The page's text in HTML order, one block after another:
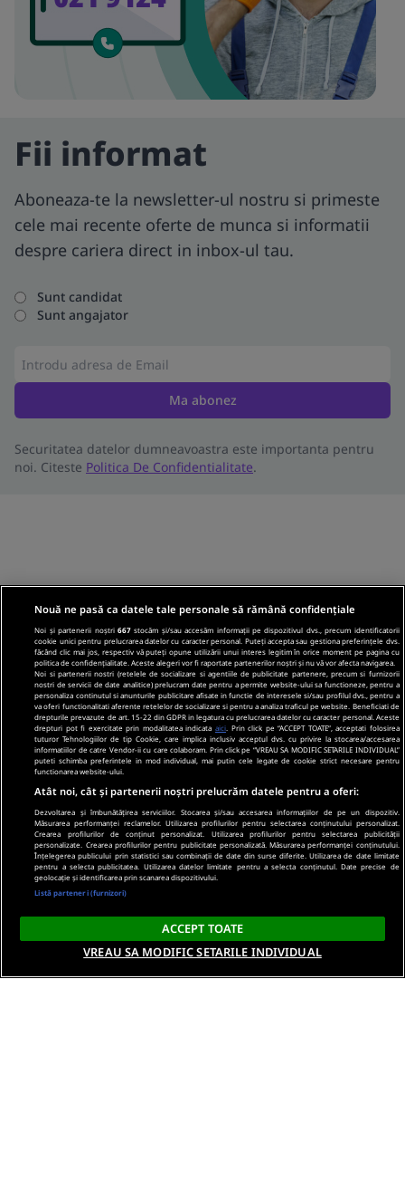
Fii informat
Aboneaza-te la newsletter-ul nostru si primeste
cele mai recente oferte de munca si informatii
despre cariera direct in inbox-ul tau.
Sunt candidat
Sunt angajator
Ma abonez
Securitatea datelor dumneavoastra este importanta pentru
noi. Citeste Politica De Confidentialitate.
Nouă ne pasă ca datele tale personale să rămână confidențiale
Noi și partenerii noștri667 stocăm și/sau accesăm informații pe dispozitivul dvs., precum identificatorii
cookie unici pentru prelucrarea datelor cu caracter personal. Puteți accepta sau gestiona preferințele dvs.
făcând clic mai jos, respectiv vă puteți opune utilizării unui interes legitim în orice moment pe pagina cu
politica de confidențialitate. Aceste alegeri vor fi raportate partenerilor noștri și nu vă vor afecta navigarea.
Noi si partenerii nostri (retelele de socializare si agentiile de publicitate partenere, precum si furnizorii
nostri de servicii de date analitice) prelucram date pentru a permite website-ului sa functioneze, pentru a
personaliza continutul si anunturile publicitare afisate in functie de interesele si/sau profilul dvs., pentru a
va oferi functionalitati aferente retelelor de socializare si pentru a analiza traficul pe website. Beneficiati de
drepturile prevazute de art. 15-22 din GDPR in legatura cu prelucrarea datelor cu caracter personal. Aceste
drepturi pot fi exercitate prin modalitatea indicata aici . Prin click pe “ACCEPT TOATE”, acceptati folosirea
tuturor Tehnologiilor de tip Cookie, care implica inclusiv acceptul dvs. cu privire la stocarea/accesarea
informatiilor de catre Vendor-ii cu care colaboram. Prin click pe “VREAU SA MODIFIC SETARILE INDIVIDUAL”
puteti schimba preferintele in mod individual, mai putin cele legate de cookie strict necesare pentru
functionarea website-ului.
Atât noi, cât și partenerii noștri prelucrăm datele pentru a oferi:
Dezvoltarea și îmbunătățirea serviciilor. Stocarea și/sau accesarea informațiilor de pe un dispozitiv.
Măsurarea performanței reclamelor. Utilizarea profilurilor pentru selectarea conținutului personalizat.
Crearea profilurilor de conținut personalizat. Utilizarea profilurilor pentru selectarea publicității
personalizate. Crearea profilurilor pentru publicitate personalizată. Măsurarea performanței conținutului.
Înțelegerea publicului prin statistici sau combinații de date din surse diferite. Utilizarea de date limitate
pentru a selecta publicitatea. Utilizarea datelor limitate pentru a selecta conținutul. Date precise de
geolocație și identificarea prin scanarea dispozitivului.
Listă parteneri (furnizori)
ACCEPT TOATE
VREAU SA MODIFIC SETARILE INDIVIDUAL